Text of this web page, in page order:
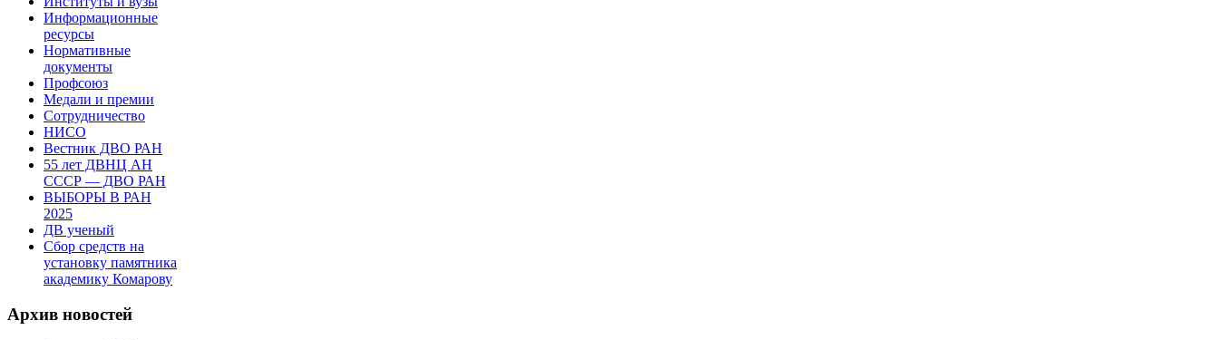
Информационные
ресурсы
Нормативные
документы
Профсоюз
Медали и премии
Сотрудничество
НИСО
Вестник ДВО РАН
55 лет ДВНЦ АН
СССР — ДВО РАН
ВЫБОРЫ В РАН
2025
ДВ ученый
Сбор средств на
установку памятника
академику Комарову
Архив новостей